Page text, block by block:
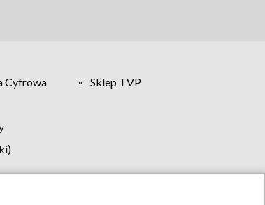
Cyfrowa
Sklep TVP